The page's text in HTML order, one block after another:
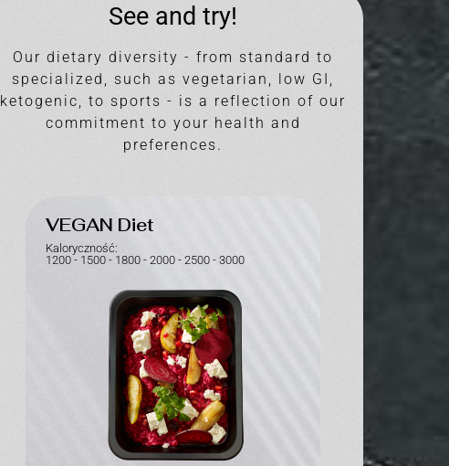
See and try!
Our dietary diversity - from standard to
specialized, such as vegetarian, low GI,
ketogenic, to sports - is a reflection of our
commitment to your health and
preferences.
VEGAN Diet
Kaloryczność:
1200 - 1500 - 1800 - 2000 - 2500 - 3000